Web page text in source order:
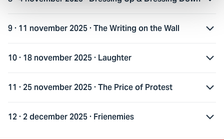
9 · 11 november 2025 · The Writing on the Wall
10 · 18 november 2025 · Laughter
11 · 25 november 2025 · The Price of Protest
12 · 2 december 2025 · Frienemies